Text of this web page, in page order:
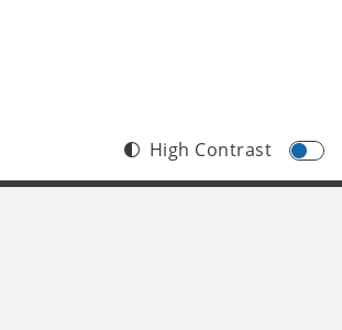
High Contrast